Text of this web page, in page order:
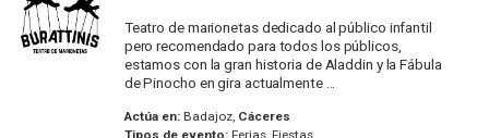
Teatro de marionetas dedicado al público infantil
pero recomendado para todos los públicos,
estamos con la gran historia de Aladdin y la Fábula
de Pinocho en gira actualmente ...
Actúa en:Badajoz, Cáceres
Tipos de evento:Ferias, Fiestas